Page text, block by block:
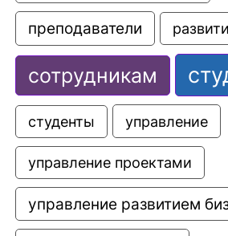
преподаватели
сотрудникам
студенты управление
управление проектами
управление развитием